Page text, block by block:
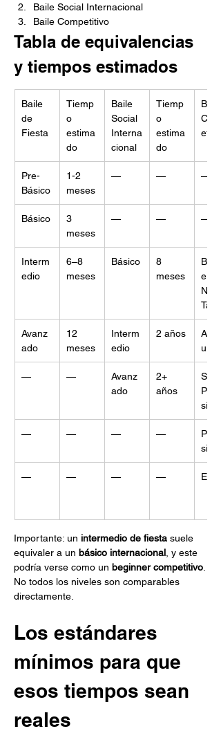
Baile Social Internacional
Baile Competitivo
Tabla de equivalencias
y tiempos estimados
Baile
de
Fiesta
Tiemp
o
estima
do
Baile
Social
Interna
cional
Tiemp
o
estima
do
Baile
Comp
etitivo
Pre-
Básico
1-2
meses
— — —
Básico
3
meses
— — —
Interm
edio
6–8
meses
Básico
8
meses
er /
New
Talent
Avanz
ado
12
meses
Interm
edio
2 años
ur
— —
Avanz
ado
2+
años
Semi-
sional
— — — —
sional
— — — — Elite
Importante: un intermedio de fiesta suele
equivaler a un básico internacional , y este
podría verse como un beginner competitivo
No todos los niveles son comparables
directamente.
Los estándares
mínimos para que
esos tiempos sean
reales